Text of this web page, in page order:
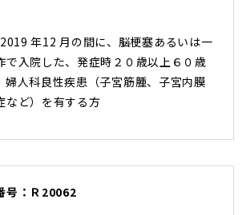
年12 月の間に、脳梗塞あるいは一
で入院した、発症時２０歳以上６０歳
婦人科良性疾患（子宮筋腫、子宮内膜
など）を有する方
号：Ｒ20062